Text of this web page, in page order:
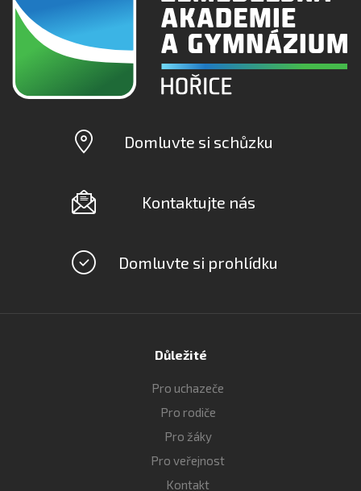
Domluvte si schůzku
Kontaktujte nás
Domluvte si prohlídku
Důležité
Pro uchazeče
Pro rodiče
Pro žáky
Pro veřejnost
Kontakt